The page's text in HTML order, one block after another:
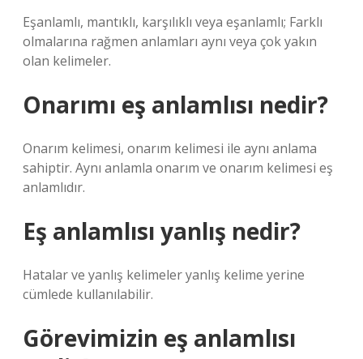
Eşanlamlı, mantıklı, karşılıklı veya eşanlamlı; Farklı
olmalarına rağmen anlamları aynı veya çok yakın
olan kelimeler.
Onarımı eş anlamlısı nedir?
Onarım kelimesi, onarım kelimesi ile aynı anlama
sahiptir. Aynı anlamla onarım ve onarım kelimesi eş
anlamlıdır.
Eş anlamlısı yanlış nedir?
Hatalar ve yanlış kelimeler yanlış kelime yerine
cümlede kullanılabilir.
Görevimizin eş anlamlısı